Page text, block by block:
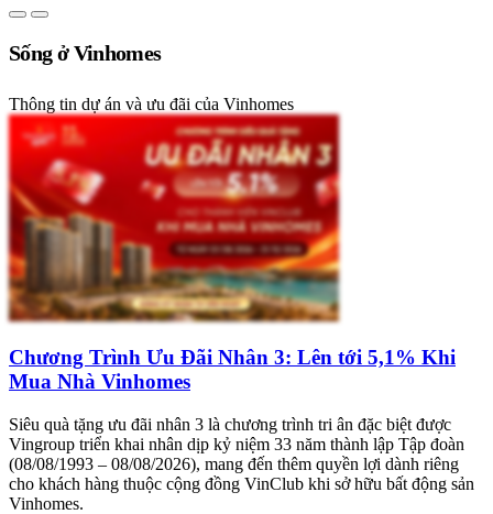
Sống ở Vinhomes
Thông tin dự án và ưu đãi của Vinhomes
Chương Trình Ưu Đãi Nhân 3: Lên tới 5,1% Khi
Mua Nhà Vinhomes
Siêu quà tặng ưu đãi nhân 3 là chương trình tri ân đặc biệt được
Vingroup triển khai nhân dịp kỷ niệm 33 năm thành lập Tập đoàn
(08/08/1993 – 08/08/2026), mang đến thêm quyền lợi dành riêng
cho khách hàng thuộc cộng đồng VinClub khi sở hữu bất động sản
Vinhomes.